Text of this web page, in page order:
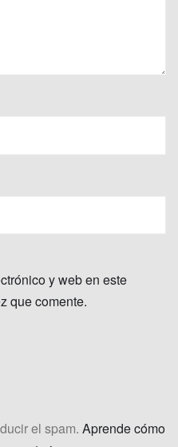
y web en este
que comente.
el spam. Aprende cómo